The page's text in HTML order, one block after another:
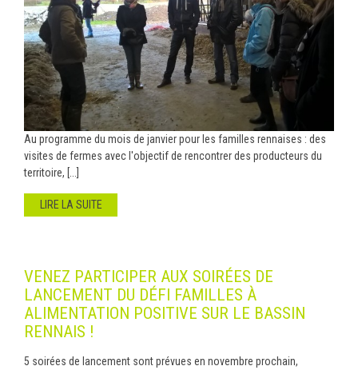
Au programme du mois de janvier pour les familles rennaises : des
visites de fermes avec l'objectif de rencontrer des producteurs du
territoire, [...]
LIRE LA SUITE
VENEZ PARTICIPER AUX SOIRÉES DE
LANCEMENT DU DÉFI FAMILLES À
ALIMENTATION POSITIVE SUR LE BASSIN
RENNAIS !
5 soirées de lancement sont prévues en novembre prochain,